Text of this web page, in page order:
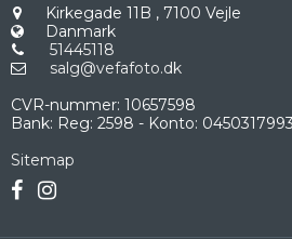
Kirkegade 11B , 7100 Vejle
Danmark
51445118
salg@vefafoto.dk
CVR-nummer: 10657598
Bank: Reg: 2598 - Konto: 0450317993
Sitemap